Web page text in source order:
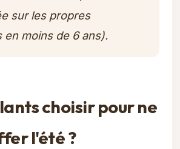
sur les propres
en moins de 6 ans).
choisir pour ne
l'été ?